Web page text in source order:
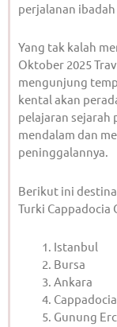
perjalanan
Yang tak kalah
Oktober 2025
mengunjung
kental akan
pelajaran sejarah
mendalam dan
peninggalannya.
Berikut ini
Turki Cappadocia
Istanbul
Bursa
Ankara
Cappadocia
Gunung